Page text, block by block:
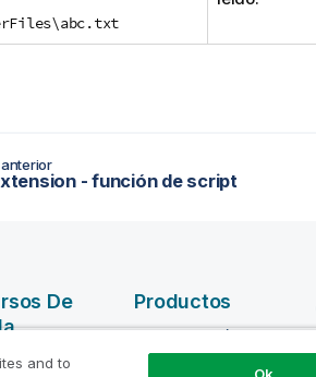
- función de script
De
de ayuda
Productos
CALIDAD DE
and to